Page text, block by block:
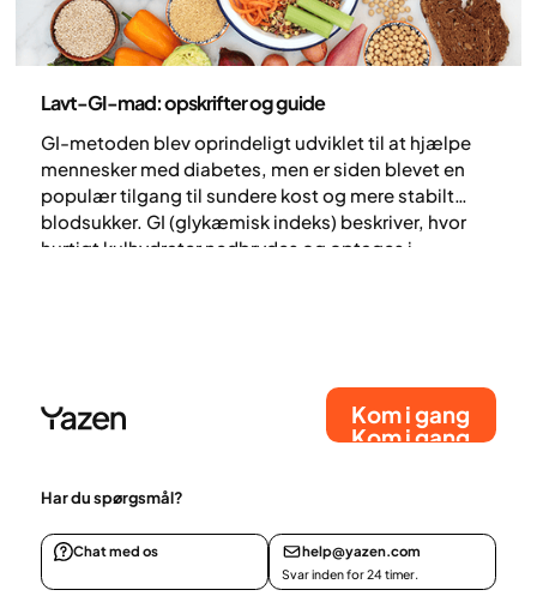
Lavt-GI-mad: opskrifter og guide
GI-metoden blev oprindeligt udviklet til at hjælpe
mennesker med diabetes, men er siden blevet en
populær tilgang til sundere kost og mere stabilt
blodsukker. GI (glykæmisk indeks) beskriver, hvor
hurtigt kulhydrater nedbrydes og optages i
Kom i gang
Kom i gang
Har du spørgsmål?
Chat med os help@yazen.com
Svar inden for 24 timer.